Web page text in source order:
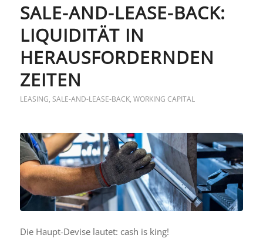
SALE-AND-LEASE-BACK:
LIQUIDITÄT IN
HERAUSFORDERNDEN
ZEITEN
LEASING, SALE-AND-LEASE-BACK, WORKING CAPITAL
Die Haupt-Devise lautet: cash is king!